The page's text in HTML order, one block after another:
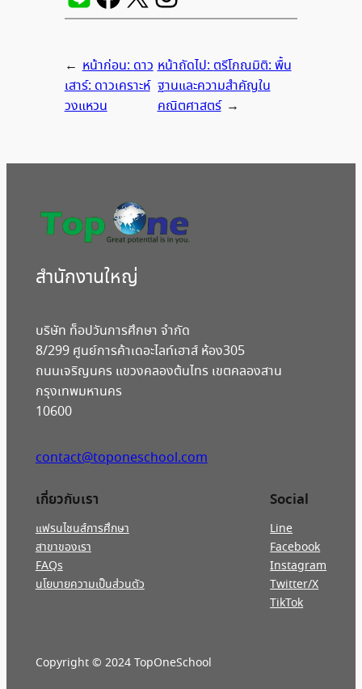
← หน้าก่อน:ดาว
เสาร์: ดาวเคราะห์
วงแหวน
หน้าถัดไป:ตรีโกณมิติ: พื้น
ฐานและความสำคัญใน
คณิตศาสตร์ →
สํานักงานใหญ่
บริษัท ท็อปวันการศึกษา จำกัด
8/299 ศูนย์การค้าเดอะไลท์เฮาส์ ห้อง305
ถนนเจริญนคร แขวงคลองต้นไทร เขตคลองสาน
กรุงเทพมหานคร
10600
contact@toponeschool.com
เกี่ยวกับเรา
แฟรนไชนส์การศึกษา
สาขาของเรา
FAQs
นโยบายความเป็นส่วนตัว
Social
Line
Facebook
Instagram
Twitter/X
TikTok
Copyright © 2024 TopOneSchool